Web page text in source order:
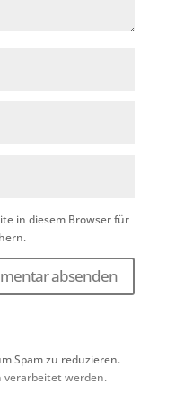
in diesem Browser für
Spam zu reduzieren.
verarbeitet werden.